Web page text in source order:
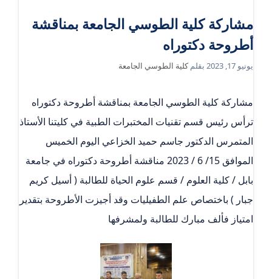
مشاركة كلية الطوسي الجامعة بمناقشة
أطروحة دكتوراه
يونيو 17, 2023 بقلمكلية الطوسي الجامعة
مشاركة كلية الطوسي الجامعة بمناقشة أطروحة دكتوراه
ترأس رئيس قسم تقنيات المختبرات الطبية في كليتنا الأستاذ
المتمرس الدكتور جاسم حميد الخزاعي اليوم الخميس
الموافق 15/ 6 / 2023 مناقشة أطروحة دكتوراه في جامعة
بابل / كلية العلوم / قسم علوم الحياة للطالبة ( أسيل كريم
جبار ) باختصاص علم الطفيليات وقد أجيزت الأطروحة بتقدير
امتياز فألف مبارك للطالبة ولمشرفها